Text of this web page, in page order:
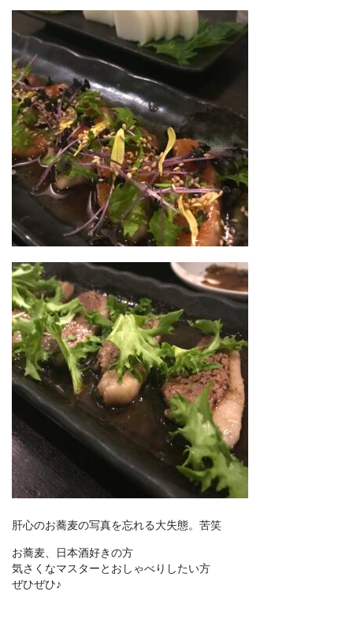
肝心のお蕎麦の写真を忘れる大失態。苦笑
お蕎麦、日本酒好きの方
気さくなマスターとおしゃべりしたい方
ぜひぜひ♪